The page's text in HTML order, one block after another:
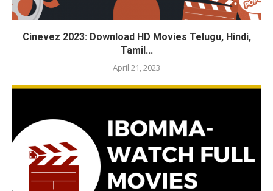
Cinevez 2023: Download HD Movies Telugu, Hindi,
Tamil...
April 21, 2023